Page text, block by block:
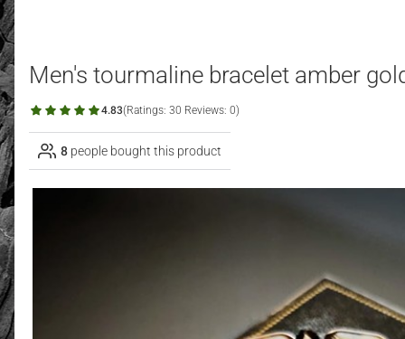
Men's tourmaline bracelet amber
4.83(Ratings: 30 Reviews: 0)
8 people bought this product